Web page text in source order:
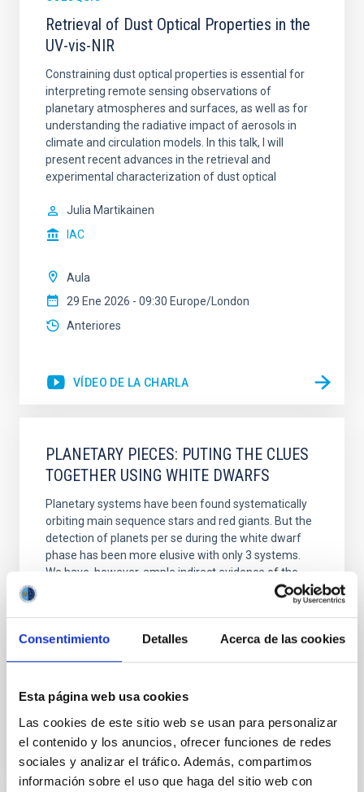
Consentimiento Detalles Acerca de las cookies
Esta página web usa cookies
Las cookies de este sitio web se usan para personalizar
el contenido y los anuncios, ofrecer funciones de redes
sociales y analizar el tráfico. Además, compartimos
información sobre el uso que haga del sitio web con
Retrieval of Dust Optical Properties in the
UV-vis-NIR
Constraining dust optical properties is essential for
interpreting remote sensing observations of
planetary atmospheres and surfaces, as well as for
understanding the radiative impact of aerosols in
climate and circulation models. In this talk, I will
present recent advances in the retrieval and
experimental characterization of dust optical
Julia Martikainen
IAC
Aula
29 Ene 2026 - 09:30 Europe/London
Anteriores
VÍDEO DE LA CHARLA
PLANETARY PIECES: PUTING THE CLUES
TOGETHER USING WHITE DWARFS
Planetary systems have been found systematically
orbiting main sequence stars and red giants. But the
detection of planets per se during the white dwarf
phase has been more elusive with only 3 systems.
We have, however, ample indirect evidence of the
existence of planetary debris around these systems
Dr. Eva Villaver
23 Nov 2021 - 11:30 Europe/London
Anteriores
VÍDEO DE LA CHARLA